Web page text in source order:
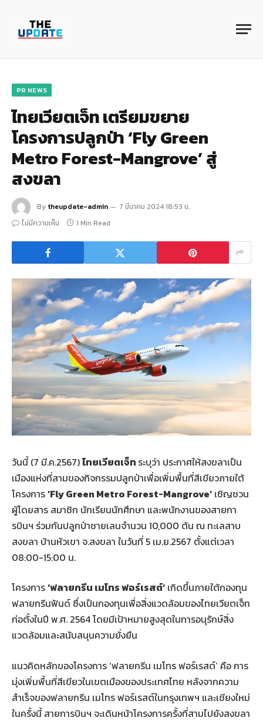
PR NEWS
ไทยเวียตเจ็ท เตรียมขยาย
โครงการปลูกป่า ‘Fly Green
Metro Forest-Mangrove’ สู่
สงขลา
By theupdate-admin
7 มีนาคม 2024 18:53 น.
ไม่มีความเห็น
1 Min Read
วันนี้ (7 มี.ค.2567)ไทยเวียตเจ็ท ระบุว่า ประกาศให้สงขลาเป็น
เมืองแห่งที่สามของกิจกรรมปลูกป่าเพื่อเพิ่มพื้นที่สีเขียวภายใต้
โครงการ‘Fly Green Metro Forest-Mangrove’ เชิญชวน
ผู้โดยสาร สมาชิก นักเรียนนักศึกษา และพนักงานของสายกา
รบินฯ ร่วมกันปลูกป่าชายเลนจำนวน 10,000 ต้น ณ ทะเลสาบ
สงขลา บ้านหัวเขา จ.สงขลา ในวันที่ 5 เม.ย.2567 ตั้งแต่เวลา
08:00-15:00 น.
โครงการ‘ฟลายกรีน เมโทร ฟอร์เรสต์’ เกิดขึ้นภายใต้กองทุน
ฟลายกรีนฟันด์ ซึ่งเป็นกองทุนเพื่อสิ่งแวดล้อมของไทยเวียตเจ็ท
ก่อตั้งในปี พ.ศ. 2564 โดยมีเป้าหมายสูงสุดในการอนุรักษ์สิ่ง
แวดล้อมและสนับสนุนความยั่งยืน
แนวคิดหลักของโครงการ ‘ฟลายกรีน เมโทร ฟอร์เรสต์’ คือ การ
มุ่งเพิ่มพื้นที่สีเขียวในเขตเมืองของประเทศไทย หลังจากความ
สำเร็จของฟลายกรีน เมโทร ฟอร์เรสต์ในกรุงเทพฯ และเชียงใหม่
ในครั้งนี้ สายการบินฯ จะเดินหน้าโครงการครั้งที่สามไปยังสงขลา